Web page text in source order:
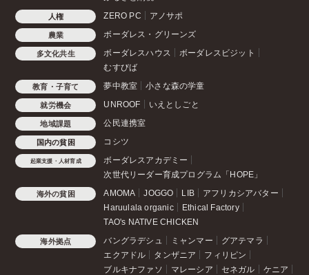
人権 ZERO PC アノサポ
農業 ボーダレス・グリーンズ
多文化共生 ボーダレスハウス
ボーダレスビジット
むすびば
教育・子育て 夢中教室 小さな森の学童
就労機会 UNROOF いえとしごと
地域課題 公民連携室
国内の貧困 コシツ
起業支援・人材育成
ボーダレスアカデミー
次世代リーダー育成プログラム「HOPE」
海外の貧困 AMOMA JOGGO LIB
アフリカシアバター
Haruulala organic
Ethical Factory
TAO's NATIVE CHICKEN
海外拠点 バングラデシュ ミャンマー
グアテマラ
エクアドル
タンザニア
フィリピン
ブルキナファソ
マレーシア セネガル
ケニア